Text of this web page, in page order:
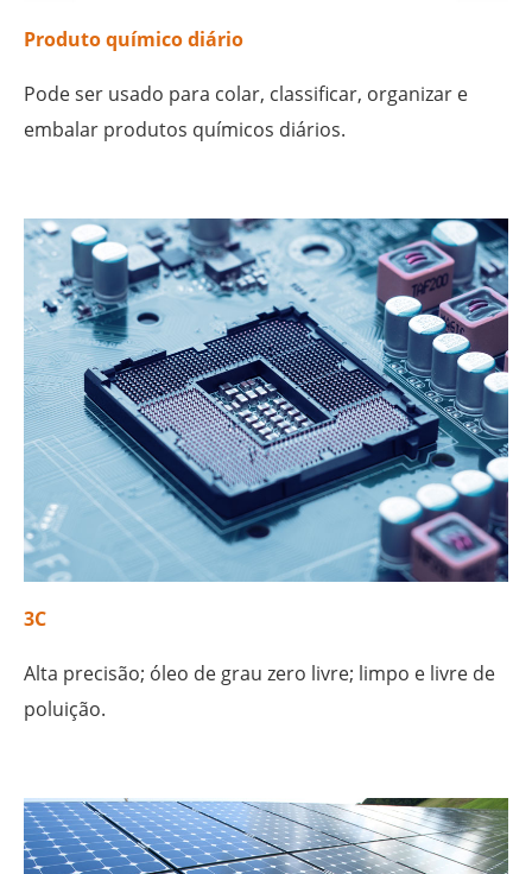
Produto químico diário
Pode ser usado para colar, classificar, organizar e
embalar produtos químicos diários.
3C
Alta precisão; óleo de grau zero livre; limpo e livre de
poluição.